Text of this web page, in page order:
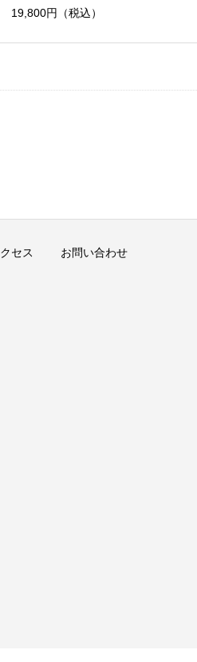
19,800円 （税込）
セス
お問い合わせ